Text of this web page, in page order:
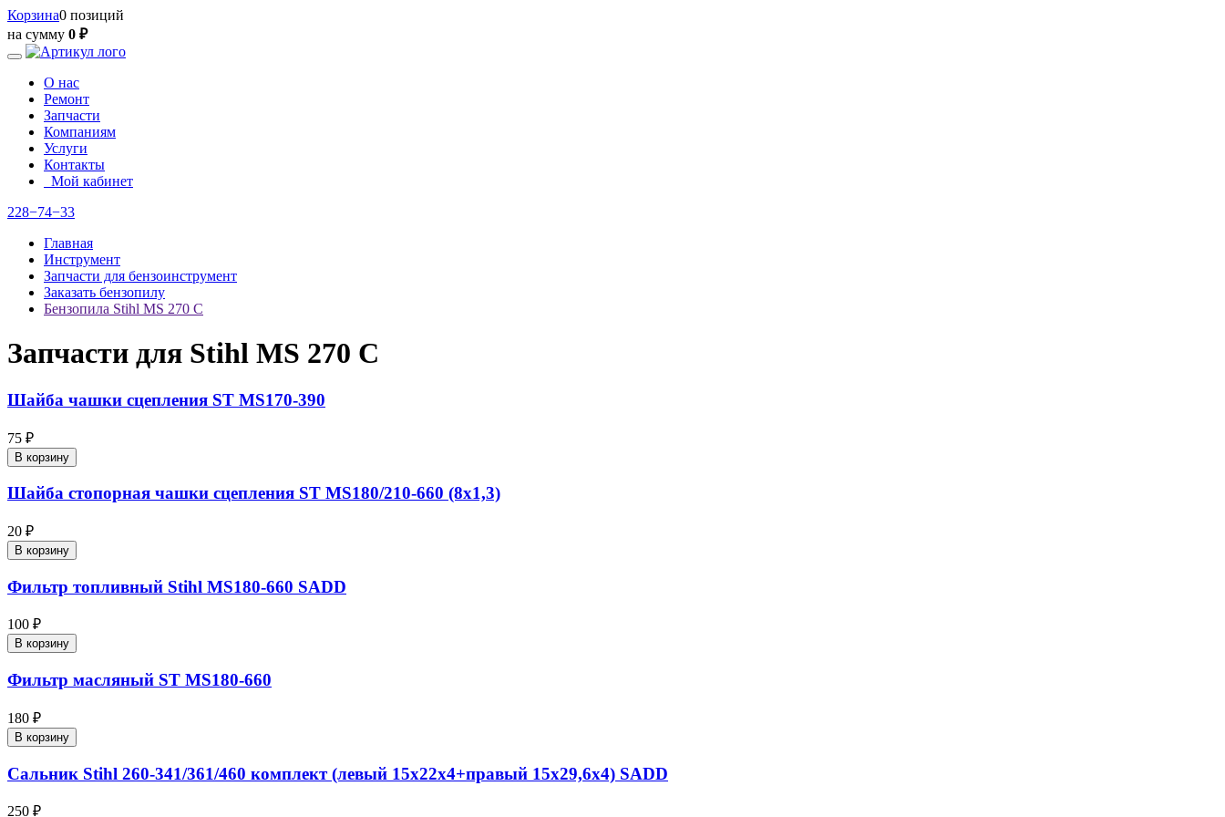
Корзина0 позиций
на сумму 0 ₽
О нас
Ремонт
Запчасти
Компаниям
Услуги
Контакты
Мой кабинет
228−74−33
Главная
Инструмент
Запчасти для бензоинструмент
Заказать бензопилу
Бензопила Stihl MS 270 C
Запчасти для Stihl MS 270 C
Шайба чашки сцепления ST MS170-390
75 ₽
В корзину
Шайба стопорная чашки сцепления ST MS180/210-660 (8х1,3)
20 ₽
В корзину
Фильтр топливный Stihl MS180-660 SADD
100 ₽
В корзину
Фильтр масляный ST MS180-660
180 ₽
В корзину
Сальник Stihl 260-341/361/460 комплект (левый 15x22x4+правый 15x29,6x4) SADD
250 ₽